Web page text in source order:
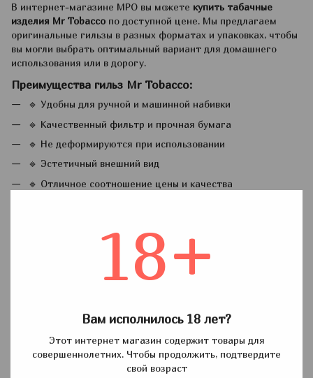
18+
Вам исполнилось 18 лет?
Этот интернет магазин содержит товары для
совершеннолетних. Чтобы продолжить, подтвердите
свой возраст
В интернет-магазине MPO вы можете купить табачные
изделия Mr Tobacco по доступной цене. Мы предлагаем
оригинальные гильзы в разных форматах и упаковках, чтобы
вы могли выбрать оптимальный вариант для домашнего
использования или в дорогу.
Преимущества гильз Mr Tobacco:
🔹 Удобны для ручной и машинной набивки
🔹 Качественный фильтр и прочная бумага
🔹 Не деформируются при использовании
🔹 Эстетичный внешний вид
🔹 Отличное соотношение цены и качества
, Днепр,Одессу, Львов и другие города. Мы
заботимся о том, чтобы вы получали только качественную
продукцию — быстро, удобно и без лишних затрат.
Почему выбирают IMPO:
✅ Прямые поставки от производителей
✅ Доступные цены и постоянные акции
✅ Удобный онлайн-заказ